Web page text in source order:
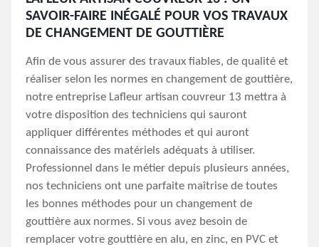
SAVOIR-FAIRE INÉGALÉ POUR VOS TRAVAUX
DE CHANGEMENT DE GOUTTIÈRE
Afin de vous assurer des travaux fiables, de qualité et
réaliser selon les normes en changement de gouttière,
notre entreprise Lafleur artisan couvreur 13 mettra à
votre disposition des techniciens qui sauront
appliquer différentes méthodes et qui auront
connaissance des matériels adéquats à utiliser.
Professionnel dans le métier depuis plusieurs années,
nos techniciens ont une parfaite maîtrise de toutes
les bonnes méthodes pour un changement de
gouttière aux normes. Si vous avez besoin de
remplacer votre gouttière en alu, en zinc, en PVC et